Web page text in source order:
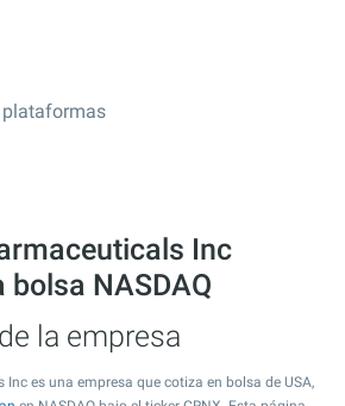
Inc
bolsa NASDAQ
la empresa
es una empresa que cotiza en bolsa de USA,